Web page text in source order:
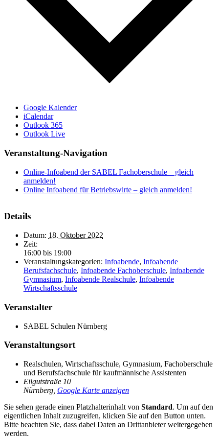
Google Kalender
iCalendar
Outlook 365
Outlook Live
Veranstaltung-Navigation
Online-Infoabend der SABEL Fachoberschule – gleich
anmelden!
Online Infoabend für Betriebswirte – gleich anmelden!
Details
Datum: 18. Oktober 2022
Zeit:
16:00 bis 19:00
Veranstaltungskategorien: Infoabende, Infoabende
Berufsfachschule, Infoabende Fachoberschule, Infoabende
Gymnasium, Infoabende Realschule, Infoabende
Wirtschaftsschule
Veranstalter
SABEL Schulen Nürnberg
Veranstaltungsort
Realschulen, Wirtschaftsschule, Gymnasium, Fachoberschule
und Berufsfachschule für kaufmännische Assistenten
Eilgutstraße 10
Nürnberg Google Karte anzeigen
Sie sehen gerade einen Platzhalterinhalt von Standard. Um auf den
eigentlichen Inhalt zuzugreifen, klicken Sie auf den Button unten.
Bitte beachten Sie, dass dabei Daten an Drittanbieter weitergegeben
werden.